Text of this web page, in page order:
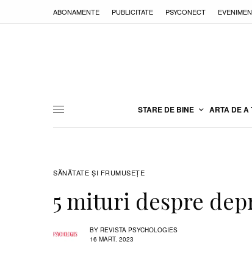
ABONAMENTE PUBLICITATE PSYCONECT
STARE DE BINE ARTA DE A
SĂNĂTATE ŞI FRUMUSEȚE
5 mituri despre
BY REVISTA PSYCHOLOGIES
16 MART. 2023